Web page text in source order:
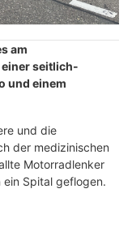
am
seitlich-
und einem
und die
der medizinischen
Motorradlenker
Spital geflogen.